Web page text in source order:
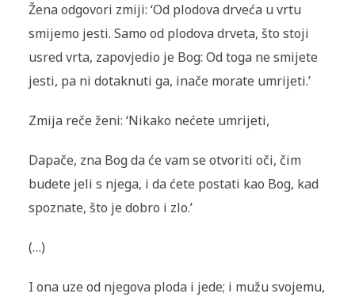
Žena odgovori zmiji: ‘Od plodova drveća u vrtu
smijemo jesti. Samo od plodova drveta, što stoji
usred vrta, zapovjedio je Bog: Od toga ne smijete
jesti, pa ni dotaknuti ga, inače morate umrijeti.’
Zmija reče ženi: ‘Nikako nećete umrijeti,
Dapače, zna Bog da će vam se otvoriti oči, čim
budete jeli s njega, i da ćete postati kao Bog, kad
spoznate, što je dobro i zlo.’
(…)
I ona uze od njegova ploda i jede; i mužu svojemu,